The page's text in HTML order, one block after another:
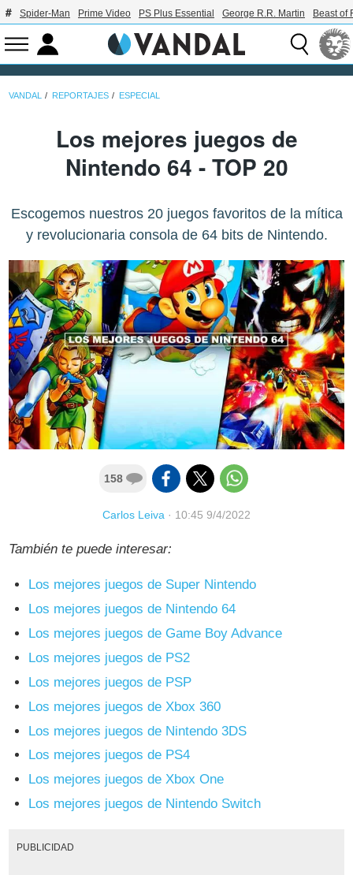
Spider-Man Prime Video PS Plus Essential George R.R. Martin Beast of
VANDAL REPORTAJES ESPECIAL
Los mejores juegos de
Nintendo 64 - TOP 20
Escogemos nuestros 20 juegos favoritos de la mítica
y revolucionaria consola de 64 bits de Nintendo.
158
Carlos Leiva · 10:45 9/4/2022
También te puede interesar:
Los mejores juegos de Super Nintendo
Los mejores juegos de Nintendo 64
Los mejores juegos de Game Boy Advance
Los mejores juegos de PS2
Los mejores juegos de PSP
Los mejores juegos de Xbox 360
Los mejores juegos de Nintendo 3DS
Los mejores juegos de PS4
Los mejores juegos de Xbox One
Los mejores juegos de Nintendo Switch
PUBLICIDAD